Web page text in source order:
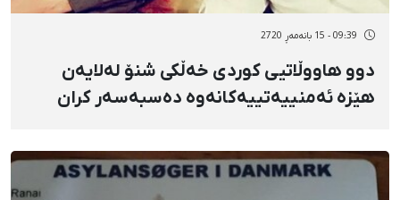
09:39 - 15 بانەمەڕ 2720
دوو هاووڵاتیی کوردی خەڵکی شنۆ لەلایەن
هێزە ئەمنییەتییەکانەوە دەسبەسەر کران